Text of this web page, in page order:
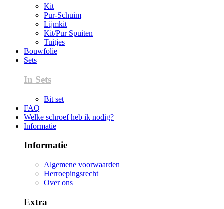
Kit
Pur-Schuim
Lijmkit
Kit/Pur Spuiten
Tuitjes
Bouwfolie
Sets
In Sets
Bit set
FAQ
Welke schroef heb ik nodig?
Informatie
Informatie
Algemene voorwaarden
Herroepingsrecht
Over ons
Extra